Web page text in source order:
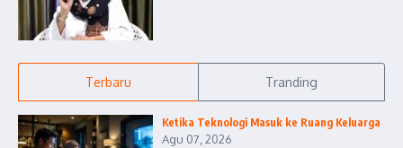
Terbaru Tranding
Ketika Teknologi Masuk ke Ruang Keluarga
Agu 07, 2026